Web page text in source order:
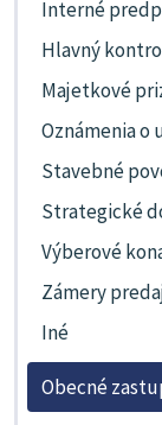
Interné
Hlavný
Majetkové
Oznámenia o
Stavebné
Strategické
Výberové
Zámery
Iné
Obecné